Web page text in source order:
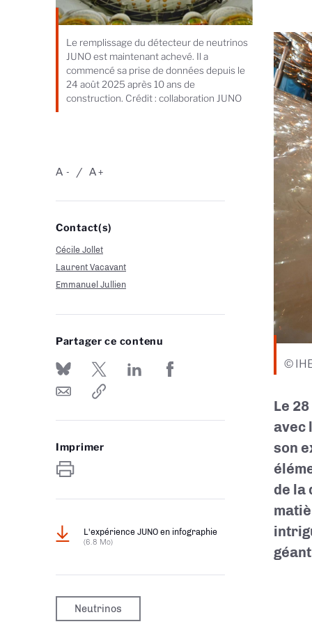
Le remplissage du détecteur de neutrinos
JUNO est maintenant achevé. Il a
commencé sa prise de données depuis le
24 août 2025 après 10 ans de
construction. Crédit : collaboration JUNO
-
A +
A
Contact(s)
Cécile Jollet
Laurent Vacavant
Emmanuel Jullien
Partager ce contenu
Imprimer
L'expérience JUNO en infographie
(6.8 Mo)
Neutrinos
©
Le
avec
son
de la